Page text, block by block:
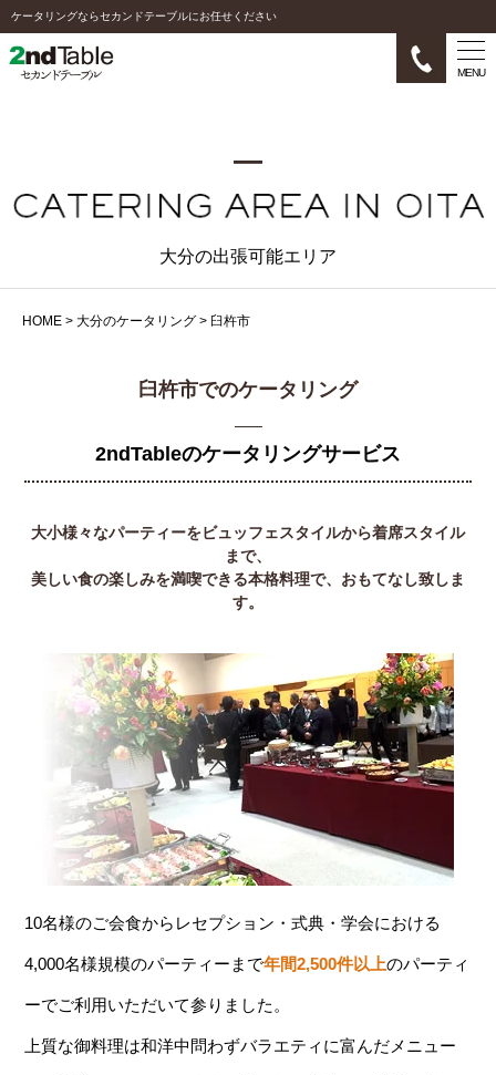
ケータリングならセカンドテーブルにお任せください
MENU
大分の出張可能エリア
HOME > 大分のケータリング > 臼杵市
臼杵市でのケータリング
2ndTableのケータリングサービス
大小様々なパーティーをビュッフェスタイルから着席スタイル
まで、
美しい食の楽しみを満喫できる本格料理で、おもてなし致しま
す。
10名様のご会食からレセプション・式典・学会における
4,000名様規模のパーティーまで年間2,500件以上のパーティ
ーでご利用いただいて参りました。
上質な御料理は和洋中問わずバラエティに富んだメニュー